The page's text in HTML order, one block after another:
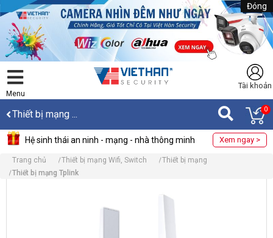
Đóng
Menu
Tài khoản
Thiết bị mạng ... 0
Hệ sinh thái an ninh - mạng - nhà thông minh Xem ngay >
Trang chủ Thiết bị mạng Wifi, Switch
Thiết bị mạng
Thiết bị mạng Tplink